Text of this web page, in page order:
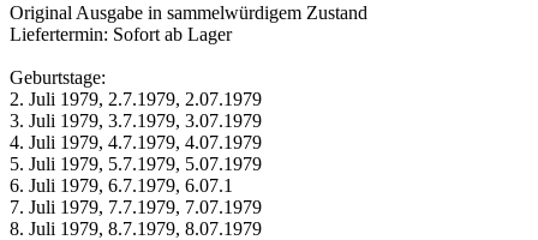
Original Ausgabe in sammelwürdigem Zustand
Liefertermin: Sofort ab Lager
Geburtstage:
2. Juli 1979, 2.7.1979, 2.07.1979
3. Juli 1979, 3.7.1979, 3.07.1979
4. Juli 1979, 4.7.1979, 4.07.1979
5. Juli 1979, 5.7.1979, 5.07.1979
6. Juli 1979, 6.7.1979, 6.07.1
7. Juli 1979, 7.7.1979, 7.07.1979
8. Juli 1979, 8.7.1979, 8.07.1979